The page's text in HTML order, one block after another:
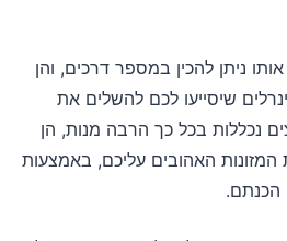
ניתן להכין במספר דרכים, והן
שיסייעו לכם להשלים את
נכללות בכל כך הרבה מנות, הן
המזונות האהובים עליכם, באמצעות
הכנתם.